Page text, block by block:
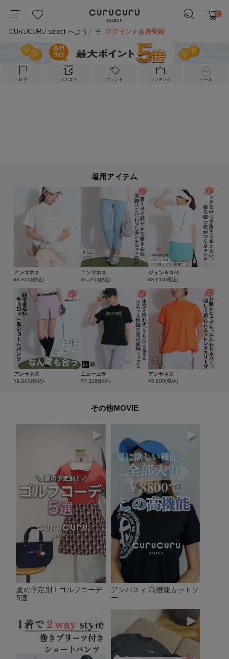
0
CURUCURU select へようこそ ログイン /会員登録
新作 カテゴリ ブランド ランキング セール
着用アイテム
アンサネス
¥8,800(税込)
アンサネス
¥9,790(税込)
ジュン＆ロぺ
¥8,910(税込)
アンサネス
¥9,900(税込)
ニューエラ
¥7,315(税込)
アンサネス
¥8,800(税込)
その他MOVIE
▶
夏の予定別！ゴルフコーデ
5選
▶
アンパスィ 高機能カットソ
ー
▶ ▶